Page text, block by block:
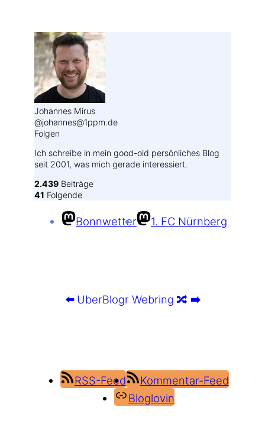
Johannes Mirus
@johannes@1ppm.de
Folgen
Ich schreibe in mein good-old persönliches Blog
seit 2001, was mich gerade interessiert.
2.439 Beiträge
41 Folgende
Bonnwetter 1. FC Nürnberg
⬅️ UberBlogr Webring 🔀 ➡️
RSS-Feed
Kommentar-Feed
Bloglovin